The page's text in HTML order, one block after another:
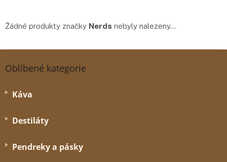
Žádné produkty značky Nerds nebyly nalezeny...
Oblíbené kategorie
Káva
Destiláty
Pendreky a pásky